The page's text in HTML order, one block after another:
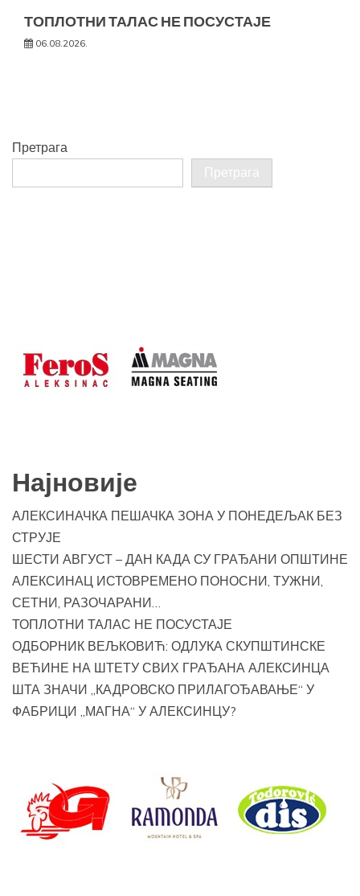
ТОПЛОТНИ ТАЛАС НЕ ПОСУСТАЈЕ
06.08.2026.
Претрага
Претрага
Најновије
АЛЕКСИНАЧКА ПЕШАЧКА ЗОНА У ПОНЕДЕЉАК БЕЗ
СТРУЈЕ
ШЕСТИ АВГУСТ – ДАН КАДА СУ ГРАЂАНИ ОПШТИНЕ
АЛЕКСИНАЦ ИСТОВРЕМЕНО ПОНОСНИ, ТУЖНИ,
СЕТНИ, РАЗОЧАРАНИ…
ТОПЛОТНИ ТАЛАС НЕ ПОСУСТАЈЕ
ОДБОРНИК ВЕЉКОВИЋ: ОДЛУКА СКУПШТИНСКЕ
ВЕЋИНЕ НА ШТЕТУ СВИХ ГРАЂАНА АЛЕКСИНЦА
ШТА ЗНАЧИ „КАДРОВСКО ПРИЛАГОЂАВАЊЕ“ У
ФАБРИЦИ „МАГНА“ У АЛЕКСИНЦУ?